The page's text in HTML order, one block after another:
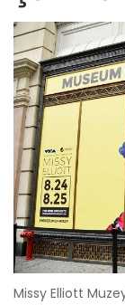
Missy Elliott